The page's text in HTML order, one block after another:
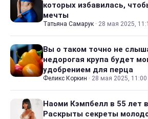
которых избавилась,
мечты
Татьяна Самарук · 28 мая 2025,
Вы о таком точно не
недорогая крупа будет
удобрением для перца
Феликс Коркин · 28 мая 2025, 11:00
Наоми Кэмпбелл в 55 лет
Раскрыты секреты